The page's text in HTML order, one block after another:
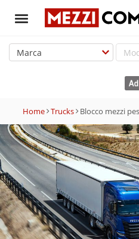
T
g
n
a
v
i
g
a
t
i
Home Trucks Blocco mezzi